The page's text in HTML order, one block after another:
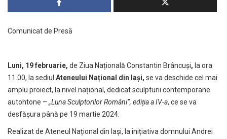
Comunicat de Presă
Luni, 19 februarie, de Ziua Națională Constantin Brâncuși, la ora
11.00, la sediul Ateneului Național din Iași, se va deschide cel mai
amplu proiect, la nivel național, dedicat sculpturii contemporane
autohtone – „Luna Sculptorilor Români”, ediția a IV-a, ce se va
desfășura până pe 19 martie 2024.
Realizat de Ateneul Național din Iași, la inițiativa domnului Andrei